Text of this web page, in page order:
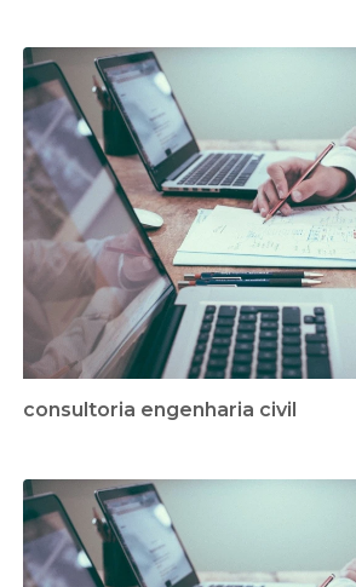
consultoria engenharia civil